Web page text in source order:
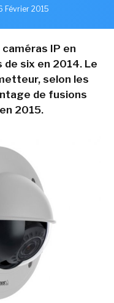
Février 2015
IP en
de six en 2014. Le
selon les
de fusions
2015.